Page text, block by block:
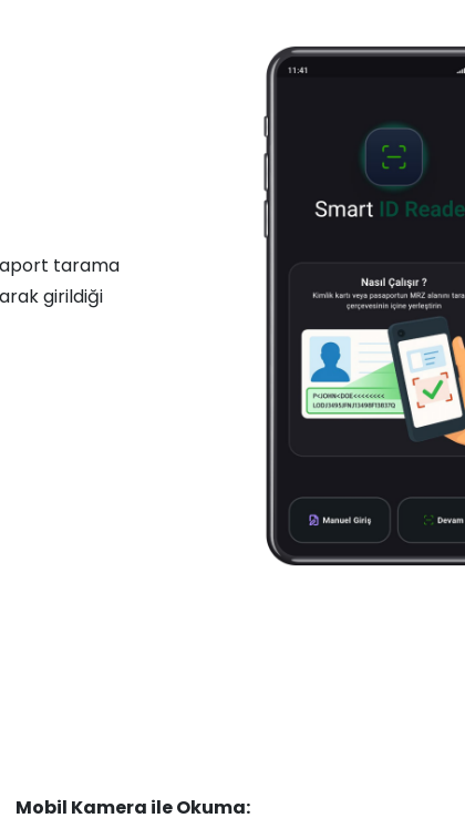
tarama
girildiği
Mobil Kamera ile Okuma: